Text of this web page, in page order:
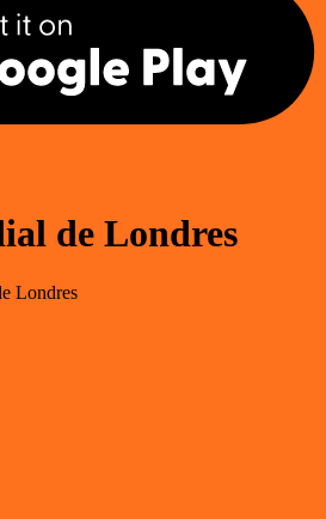
de Londres
Londres